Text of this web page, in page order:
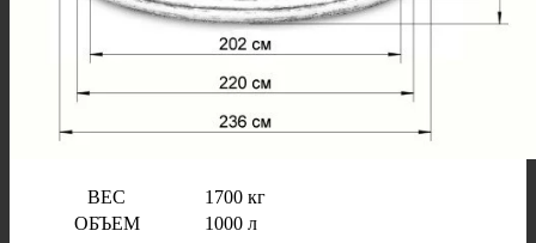
ВЕС
1700 кг
ОБЪЕМ
1000 л